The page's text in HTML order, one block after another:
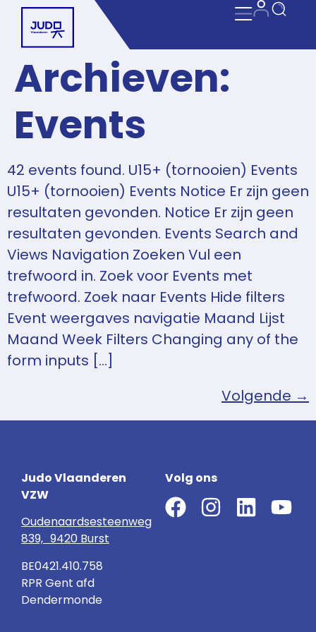
Archieven:
Events
42 events found. U15+ (tornooien) Events
U15+ (tornooien) Events Notice Er zijn geen
resultaten gevonden. Notice Er zijn geen
resultaten gevonden. Events Search and
Views Navigation Zoeken Vul een
trefwoord in. Zoek voor Events met
trefwoord. Zoek naar Events Hide filters
Event weergaves navigatie Maand Lijst
Maand Week Filters Changing any of the
form inputs […]
Volgende →
Judo Vlaanderen
VZW
Oudenaardsesteenweg
839, 9420 Burst
BE0421.410.758
RPR Gent afd
Dendermonde
Volg ons